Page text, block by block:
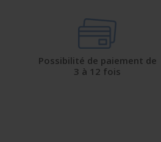
Possibilité de paiement de
3 à 12 fois